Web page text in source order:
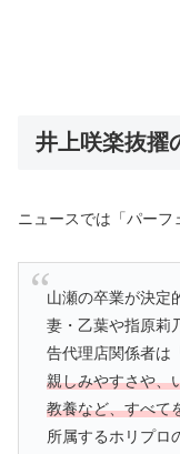
井上咲楽抜擢
ニュースでは「パーフ
山瀬の卒業が決定
妻・乙葉や指原莉
告代理店関係者は
親しみやすさや、
教養など、すべて
所属するホリプロ